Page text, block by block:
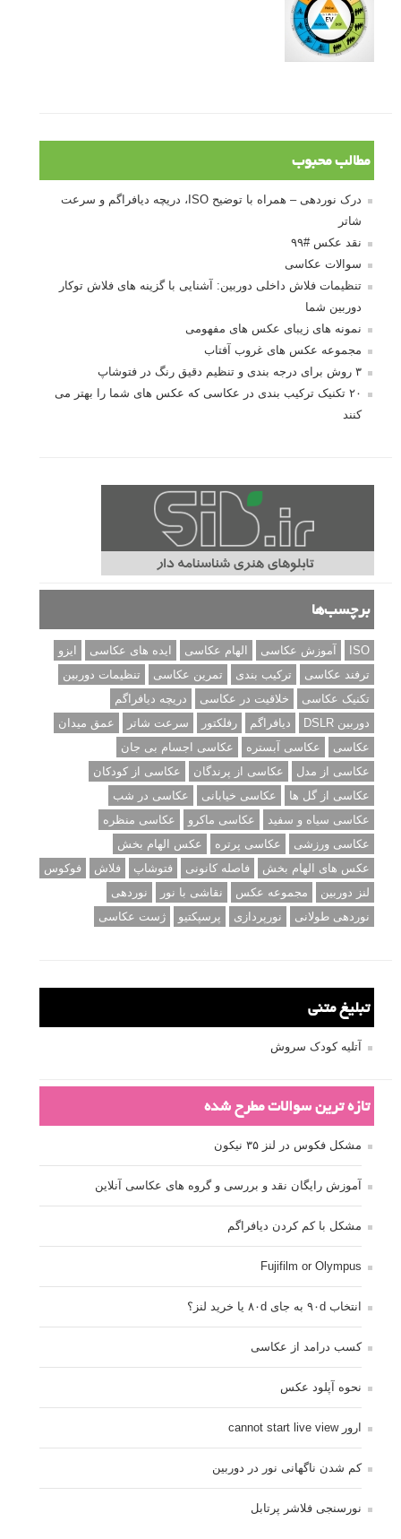
مطالب محبوب
درک نوردهی – همراه با توضیح ISO، دریچه دیافراگم و سرعت
شاتر
نقد عکس #۹۹
سوالات عکاسی
تنظیمات فلاش داخلی دوربین: آشنایی با گزینه های فلاش توکار
دوربین شما
نمونه های زیبای عکس های مفهومی
مجموعه عکس های غروب آفتاب
۳ روش برای درجه بندی و تنظیم دقیق رنگ در فتوشاپ
۲۰ تکنیک ترکیب بندی در عکاسی که عکس های شما را بهتر می
کنند
برچسب‌ها
ISO آموزش عکاسی الهام عکاسی ایده های عکاسی
ایزو
ترفند عکاسی
ترکیب بندی تمرین عکاسی
تنظیمات دوربین
تکنیک عکاسی
خلاقیت در عکاسی
دریچه دیافراگم
دوربین DSLR
دیافراگم رفلکتور سرعت شاتر
عمق میدان
عکاسی
عکاسی آبستره
عکاسی اجسام بی جان
عکاسی از مدل
عکاسی از پرندگان
عکاسی از کودکان
عکاسی از گل ها
عکاسی خیابانی
عکاسی در شب
عکاسی سیاه و سفید
عکاسی ماکرو
عکاسی منظره
عکاسی ورزشی
عکاسی پرتره
عکس الهام بخش
عکس های الهام بخش
فاصله کانونی فتوشاپ فلاش
فوکوس
لنز دوربین
مجموعه عکس نقاشی با نور
نوردهی
نوردهی طولانی
نورپردازی پرسپکتیو ژست عکاسی
تبلیغ متنی
آتلیه کودک سروش
تازه ترین سوالات مطرح شده
مشکل فکوس در لنز ۳۵ نیکون
آموزش رایگان نقد و بررسی و گروه های عکاسی آنلاین
مشکل با کم کردن دیافراگم
Fujifilm or Olympus
انتخاب ۹۰d به جای ۸۰d یا خرید لنز؟
کسب درامد از عکاسی
نحوه آپلود عکس
ارور cannot start live view
کم شدن ناگهانی نور در دوربین
نورسنجی فلاشر پرتابل